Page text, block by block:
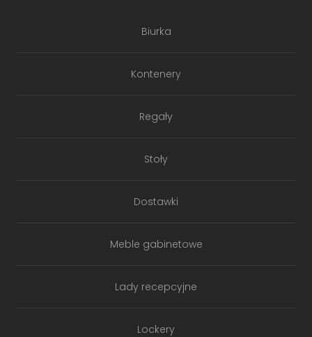
Biurka
Kontenery
Regały
Stoły
Dostawki
Meble gabinetowe
Lady recepcyjne
Lockery